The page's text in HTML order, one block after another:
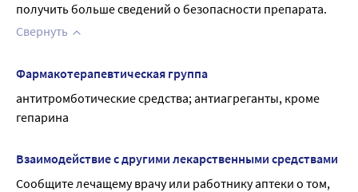
получить больше сведений о безопасности препарата.
Свернуть
Фармакотерапевтическая группа
антитромботические средства; антиагреганты, кроме
гепарина
Взаимодействие с другими лекарственными средствами
Сообщите лечащему врачу или работнику аптеки о том,